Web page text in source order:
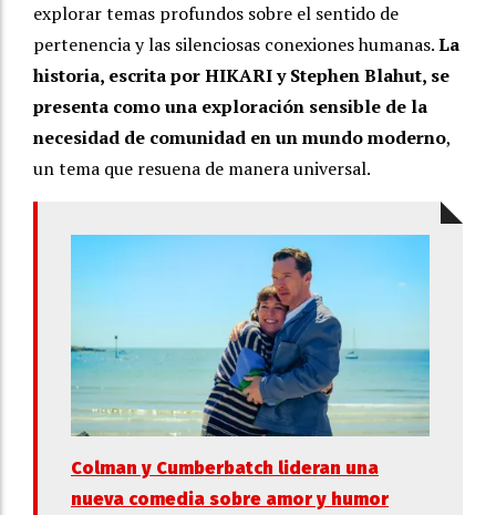
explorar temas profundos sobre el sentido de
pertenencia y las silenciosas conexiones humanas.La
historia, escrita por HIKARI y Stephen Blahut, se
presenta como una exploración sensible de la
necesidad de comunidad en un mundo moderno,
un tema que resuena de manera universal.
Colman y Cumberbatch lideran una
nueva comedia sobre amor y humor